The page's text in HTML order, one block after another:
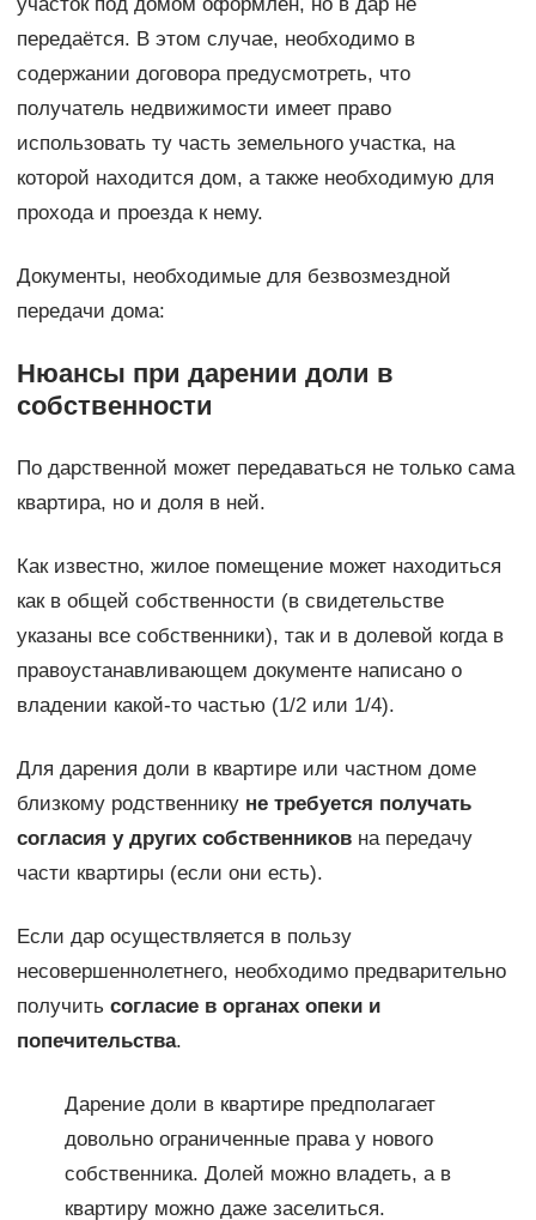
участок под домом оформлен, но в дар не
передаётся. В этом случае, необходимо в
содержании договора предусмотреть, что
получатель недвижимости имеет право
использовать ту часть земельного участка, на
которой находится дом, а также необходимую для
прохода и проезда к нему.
Документы, необходимые для безвозмездной
передачи дома:
Нюансы при дарении доли в
собственности
По дарственной может передаваться не только сама
квартира, но и доля в ней.
Как известно, жилое помещение может находиться
как в общей собственности (в свидетельстве
указаны все собственники), так и в долевой когда в
правоустанавливающем документе написано о
владении какой-то частью (1/2 или 1/4).
Для дарения доли в квартире или частном доме
близкому родственнику не требуется получать
согласия у других собственниковна передачу
части квартиры (если они есть).
Если дар осуществляется в пользу
несовершеннолетнего, необходимо предварительно
получить согласие в органах опеки и
попечительства.
Дарение доли в квартире предполагает
довольно ограниченные права у нового
собственника. Долей можно владеть, а в
квартиру можно даже заселиться.